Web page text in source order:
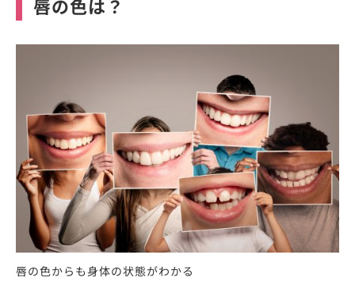
唇の色は？
唇の色からも身体の状態がわかる